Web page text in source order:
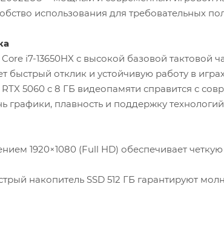
использования для требовательных
i7-13650HX с высокой базовой тактовой
быстрый отклик и устойчивую работу в
5060 с 8 ГБ видеопамяти справится с
графики, плавность и поддержку
1920×1080 (Full HD) обеспечивает
накопитель SSD 512 ГБ гарантируют